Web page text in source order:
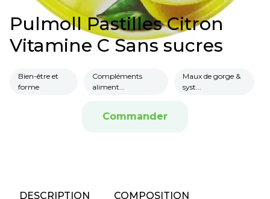
Pulmoll Pastilles Citron
Vitamine C Sans sucres
Bien-être et
forme
Compléments
aliment...
Maux de gorge &
syst...
Commander
DESCRIPTION COMPOSITION